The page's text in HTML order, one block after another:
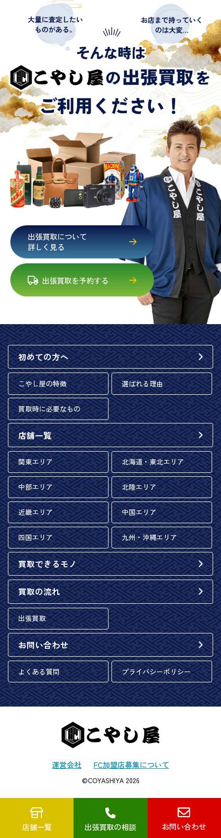
出張買取について
詳しく見る
出張買取を予約する
初めての方へ
こやし屋の特徴 選ばれる理由
買取時に必要なもの
店舗一覧
関東エリア 北海道・東北エリア
中部エリア 北陸エリア
近畿エリア 中国エリア
四国エリア 九州・沖縄エリア
買取できるモノ
買取の流れ
出張買取
お問い合わせ
よくある質問 プライバシーポリシー
運営会社 FC加盟店募集について
©COYASHIYA 2026
店舗一覧 出張買取の相談 お問い合わせ